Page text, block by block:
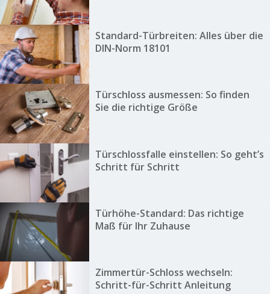
Standard-Türbreiten: Alles über die
DIN-Norm 18101
Türschloss ausmessen: So finden
Sie die richtige Größe
Türschlossfalle einstellen: So geht’s
Schritt für Schritt
Türhöhe-Standard: Das richtige
Maß für Ihr Zuhause
Zimmertür-Schloss wechseln:
Schritt-für-Schritt Anleitung